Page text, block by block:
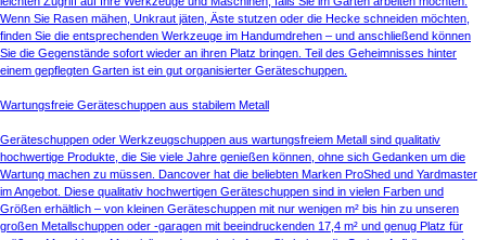
Wenn Sie Rasen mähen, Unkraut jäten, Äste stutzen oder die Hecke schneiden möchten,
finden Sie die entsprechenden Werkzeuge im Handumdrehen – und anschließend können
Sie die Gegenstände sofort wieder an ihren Platz bringen. Teil des Geheimnisses hinter
einem gepflegten Garten ist ein gut organisierter Geräteschuppen.
Wartungsfreie Geräteschuppen aus stabilem Metall
Geräteschuppen oder Werkzeugschuppen aus wartungsfreiem Metall sind qualitativ
hochwertige Produkte, die Sie viele Jahre genießen können, ohne sich Gedanken um die
Wartung machen zu müssen. Dancover hat die beliebten Marken ProShed und Yardmaster
im Angebot. Diese qualitativ hochwertigen Geräteschuppen sind in vielen Farben und
Größen erhältlich – von kleinen Geräteschuppen mit nur wenigen m² bis hin zu unseren
großen Metallschuppen oder -garagen mit beeindruckenden 17,4 m² und genug Platz für